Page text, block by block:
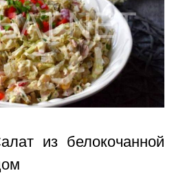
из белокочанной